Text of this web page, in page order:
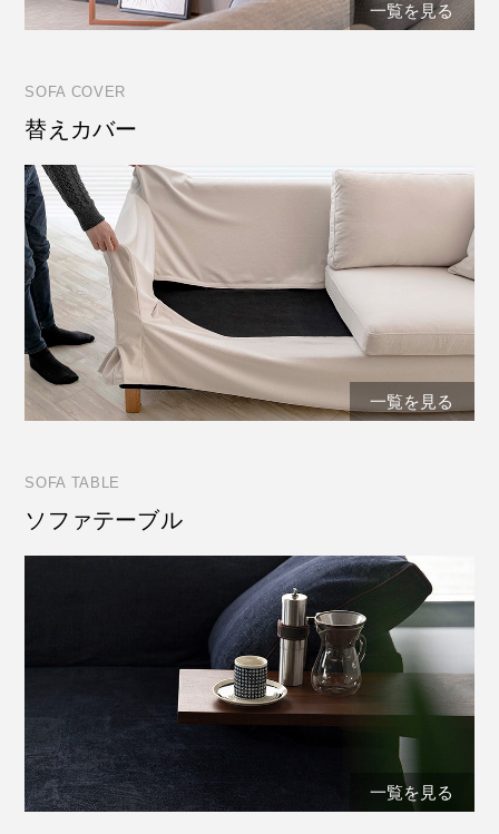
一覧を見る
SOFA COVER
替えカバー
一覧を見る
SOFA TABLE
ソファテーブル
一覧を見る